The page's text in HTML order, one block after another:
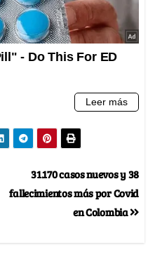
31.170 casos nuevos y 38
fallecimientos más por Covid
en Colombia